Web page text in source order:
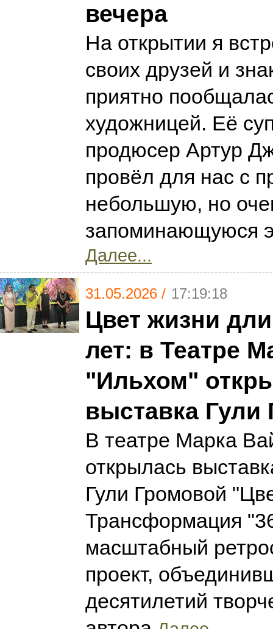
вечера
На открытии я
своих друзей и
приятно
художницей. Её
продюсер Артур
провёл для нас с
небольшую, но
запоминающуюся
Далее...
31.05.2026 / 17:19:18
Цвет жизни
лет: в Театре
"Ильхом"
выставка Гули
В театре Марка
открылась
Гули Громовой
Трансформация
масштабный
проект,
десятилетий